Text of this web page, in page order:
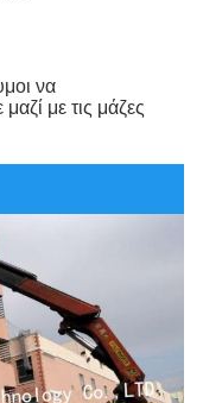
να
με τις μάζες